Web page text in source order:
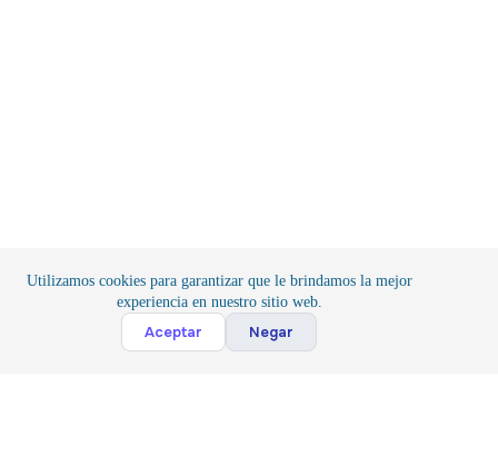
Utilizamos cookies para garantizar que le brindamos la mejor
experiencia en nuestro sitio web.
Aceptar Negar